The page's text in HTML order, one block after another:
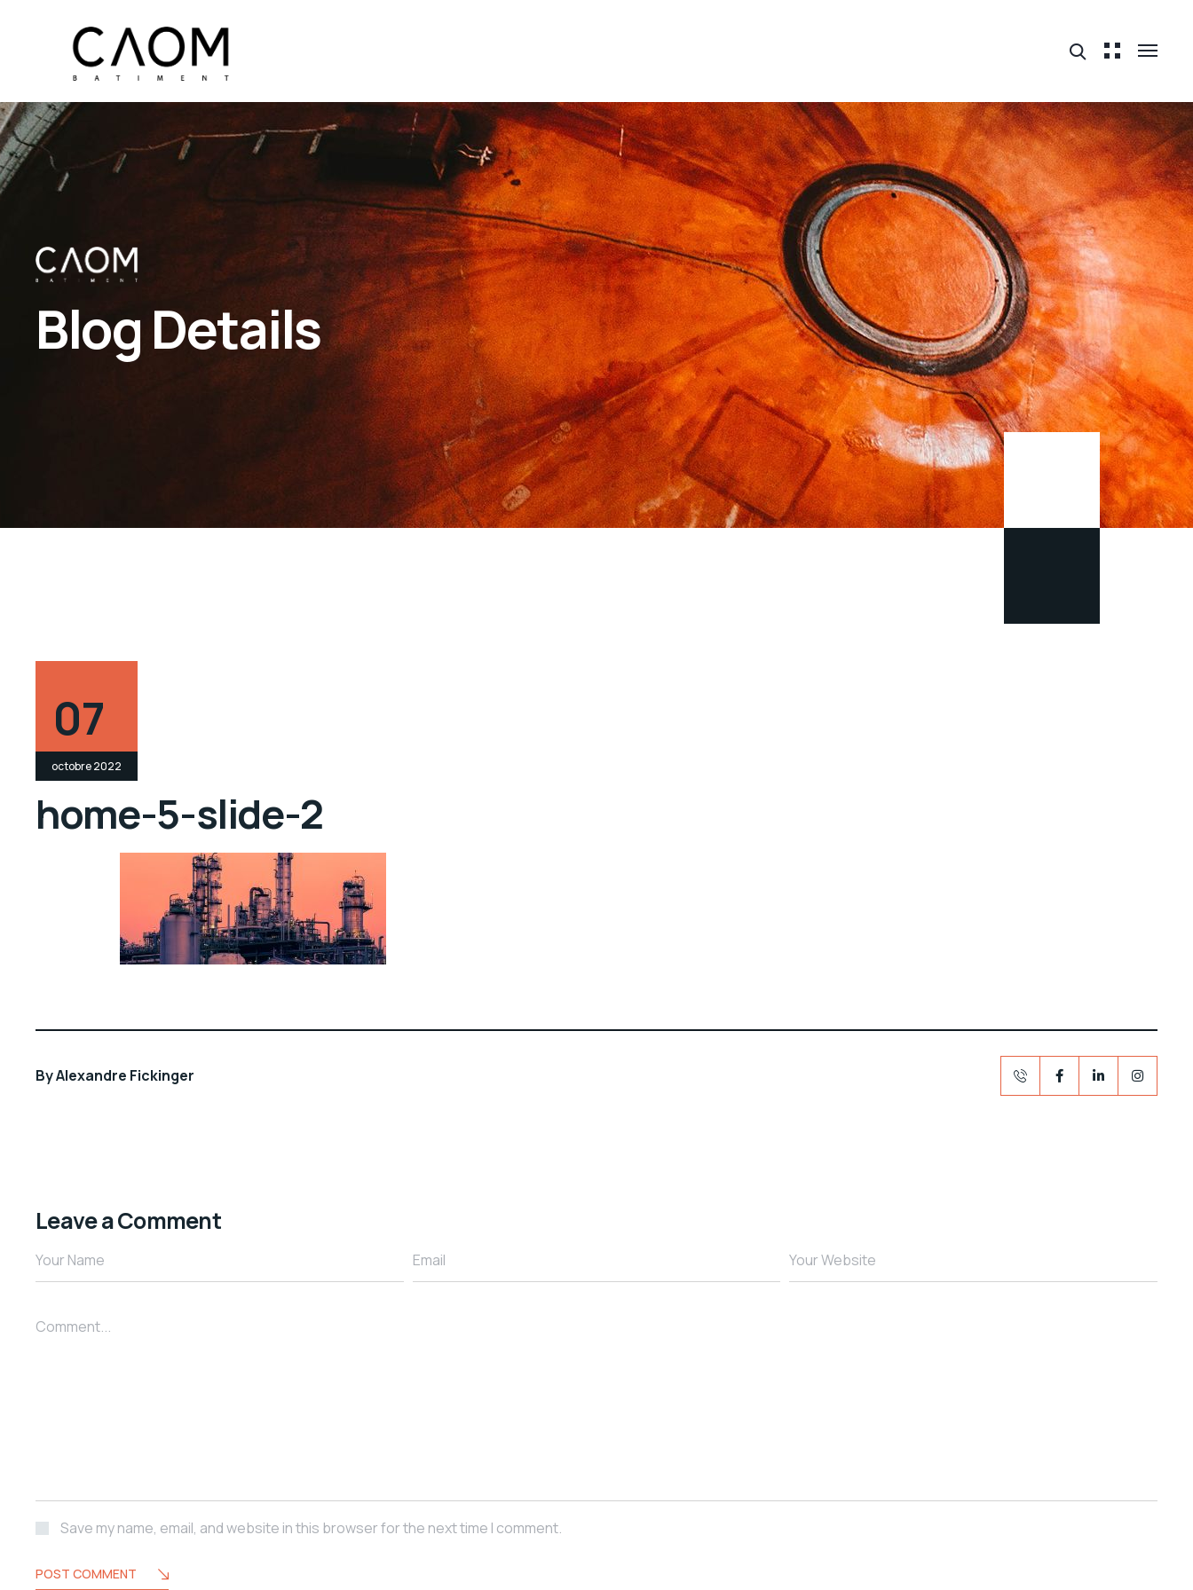
Blog Details
07
octobre 2022
home-5-slide-2
ByAlexandre Fickinger
Leave a Comment
Your Name Email Your Website
Comment...
Save my name, email, and website in this browser for the next time I comment.
POST COMMENT